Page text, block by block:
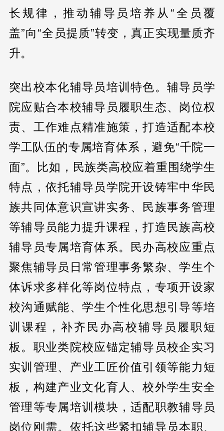
长规律，推动辅导员培养从“全员覆
盖”向“全员提质”转变，真正实现量质齐
升。
突出校本化辅导员培训特色。辅导员学
院应贴合本校辅导员履职生态、岗位权
责、工作难点精准施策，打造适配本校
学工队伍的专属培育体系，避免“千院一
面”。比如，民族类高校应着重围绕学生
特点，依托辅导员学院开设铸牢中华民
族共同体意识宣讲实务、民族事务管理
等辅导员能力提升课程，打造民族高校
辅导员专属培育体系。民办高校应重点
聚焦辅导员日常管理事务繁杂、学生个
体诉求多样化等岗位特点，专项开设家
校沟通赋能、学生个性化思想引导等培
训课程，补齐民办高校辅导员履职短
板。职业类院校应锚定辅导员校企实习
实训管理、产业工匠价值引领等能力短
板，构建产业文化育人、校外学生安全
管理等专属培训模块，适配职教辅导员
岗位刚需。依托这些紧扣辅导员本职、